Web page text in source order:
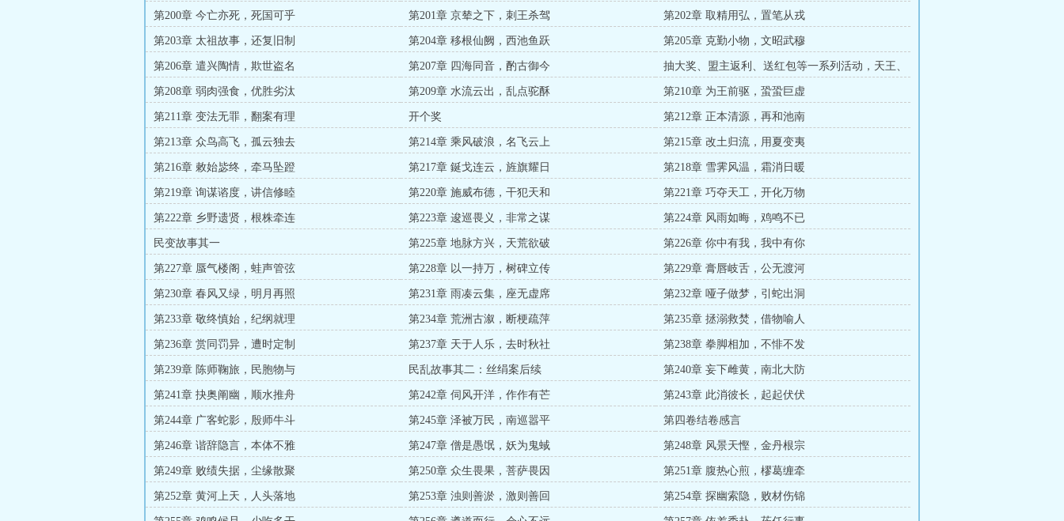
第200章 今亡亦死，死国可乎 第201章 京辇之下，刺王杀驾 第202章 取精用弘，置笔从戎
第203章 太祖故事，还复旧制 第204章 移根仙阙，西池鱼跃 第205章 克勤小物，文昭武穆
第206章 遣兴陶情，欺世盗名 第207章 四海同音，酌古御今
抽大奖、盟主返利、送红包等一系列活动，天王、
新年、求月票等一些列感言
第208章 弱肉强食，优胜劣汰 第209章 水流云出，乱点驼酥 第210章 为王前驱，蛩蛩巨虚
第211章 变法无罪，翻案有理 开个奖 第212章 正本清源，再和池南
第213章 众鸟高飞，孤云独去 第214章 乘风破浪，名飞云上 第215章 改土归流，用夏变夷
第216章 敕始毖终，牵马坠蹬 第217章 鋋戈连云，旌旗耀日 第218章 雪霁风温，霜消日暖
第219章 询谋谘度，讲信修睦 第220章 施威布德，干犯天和 第221章 巧夺天工，开化万物
第222章 乡野遗贤，根株牵连 第223章 逡巡畏义，非常之谋 第224章 风雨如晦，鸡鸣不已
民变故事其一 第225章 地脉方兴，天荒欲破 第226章 你中有我，我中有你
第227章 蜃气楼阁，蛙声管弦 第228章 以一持万，树碑立传 第229章 膏唇岐舌，公无渡河
第230章 春风又绿，明月再照 第231章 雨凑云集，座无虚席 第232章 哑子做梦，引蛇出洞
第233章 敬终慎始，纪纲就理 第234章 荒洲古溆，断梗疏萍 第235章 拯溺救焚，借物喻人
第236章 赏同罚异，遭时定制 第237章 天于人乐，去时秋社 第238章 拳脚相加，不悱不发
第239章 陈师鞠旅，民胞物与 民乱故事其二：丝绢案后续 第240章 妄下雌黄，南北大防
第241章 抉奥阐幽，顺水推舟 第242章 伺风开洋，作作有芒 第243章 此消彼长，起起伏伏
第244章 广客蛇影，殷师牛斗 第245章 泽被万民，南巡嚣平 第四卷结卷感言
第246章 谐辞隐言，本体不雅 第247章 僧是愚氓，妖为鬼蜮 第248章 风景天慳，金丹根宗
第249章 败绩失据，尘缘散聚 第250章 众生畏果，菩萨畏因 第251章 腹热心煎，樛葛缠牵
第252章 黄河上天，人头落地 第253章 浊则善淤，激则善回 第254章 探幽索隐，败材伤锦